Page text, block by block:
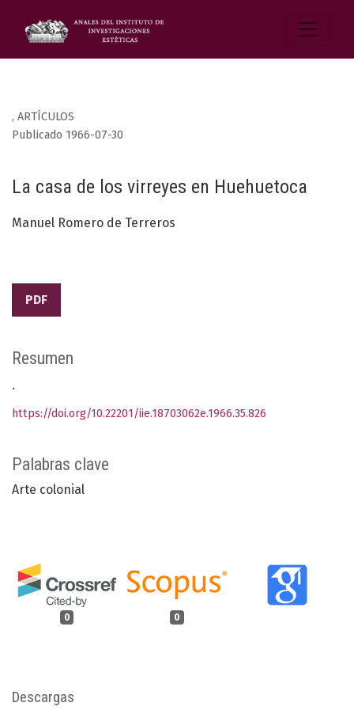
, ARTÍCULOS
La casa de los virreyes en Huehuetoca
Publicado 1966-07-30
Manuel Romero de Terreros
PDF
Palabras clave
Arte colonial
0 0
Resumen
.
https://doi.org/10.22201/iie.18703062e.1966.35.826
Descargas